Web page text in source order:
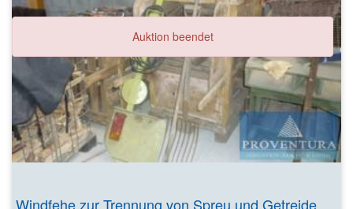
Auktion beendet
Windfehe zur Trennung von Spreu und Getreide